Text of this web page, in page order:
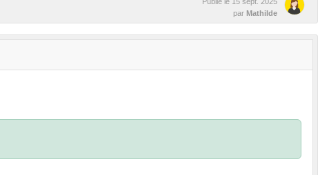
par Mathilde